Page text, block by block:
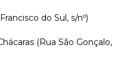
do Sul, s/nº)
(Rua São Gonçalo,